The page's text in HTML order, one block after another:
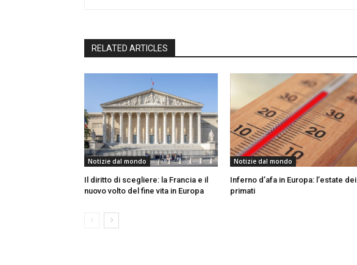
RELATED ARTICLES
Notizie dal mondo
Il diritto di scegliere: la Francia e il
nuovo volto del fine vita in Europa
Notizie dal mondo
Inferno d’afa in Europa: l’estate dei
primati